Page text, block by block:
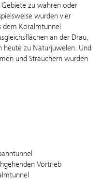
zu wahren oder
wurden vier
dem Koralmtunnel
an der Drau,
heute zu Naturjuwelen. Und
und Sträuchern wurden
Vortrieb